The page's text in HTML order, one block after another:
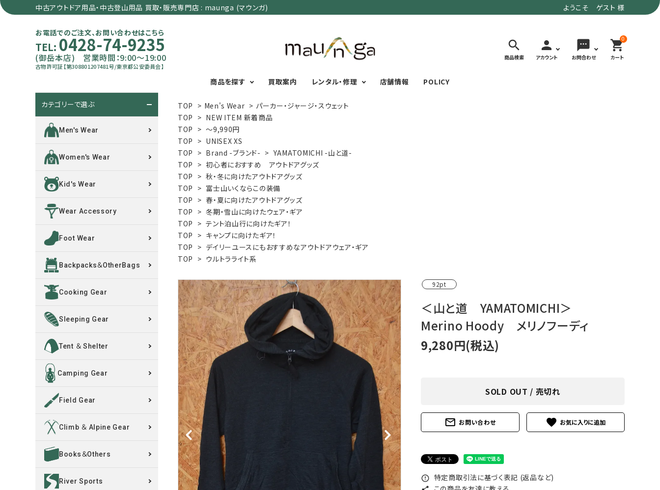
中古アウトドア用品・中古登山用品 買取・販売専門店 : maunga (マウンガ) ようこそ ゲスト 様
お電話でのご注文、お問い合わせはこちら
TEL: 0428-74-9235
(御岳本店) 営業時間：9:00～19:00
古物許可証【第308801207481号/東京都公安委員会】
search
商品検索
person
アカウント
sms
お問合わせ
0
shopping_cart
カート
商品を探す
カテゴリーで選ぶ
Men's Wear
Women's Wear
Kid's Wear
Wear Accessory
Foot Wear
Backpacks＆
OtherBags
Cooking Gear
Sleeping Gear
Tent ＆ Shelter
Field Gear
Climb ＆ Alpine
Gear
Books＆Others
River Sports
MENS
XXSXS
ア！
沢登りに向けたウェア・ギ
ア！
トレイルラン向けウェア・ギ
ア！
キャンプに向けたギア！
買取案内 レンタル・修理 店舗情報 POLICY
レンタル・修理
INFORMATION
ACCOUNT MENU
ようこそ ゲスト 様
ログイン
TOP > Men's Wear > パーカー・ジャージ・スウェット
TOP > NEW ITEM 新着商品
TOP > ～9,990円
TOP > UNISEX XS
TOP > Brand -ブランド- > YAMATOMICHI -山と道-
TOP > 初心者におすすめ アウトドアグッズ
TOP > 秋・冬に向けたアウトドアグッズ
TOP > 富士山いくならこの装備
TOP > 春・夏に向けたアウトドアグッズ
TOP > 冬期・雪山に向けたウェア・ギア
TOP > テント泊山行に向けたギア！
TOP > キャンプに向けたギア！
TOP > デイリーユースにもおすすめなアウトドアウェア・ギア
TOP > ウルトラライト系
92pt
＜山と道 YAMATOMICHI＞
Merino Hoody メリノフーディ
9,280円(税込)
SOLD OUT / 売切れ
mail_outline お問い合わせ favorite
error_outline 特定商取引法に基づく表記 (返品など)
カテゴリーで選ぶ
Men's Wear
Women's Wear
Kid's Wear
Wear Accessory
Foot Wear
Backpacks＆OtherBags
Cooking Gear
Sleeping Gear
Tent ＆ Shelter
Camping Gear
Field Gear
Climb ＆ Alpine Gear
Books＆Others
River Sports